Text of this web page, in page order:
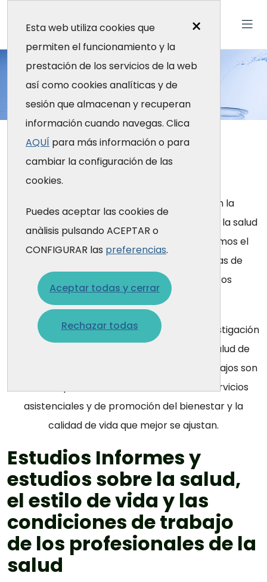
×
Esta web utiliza cookies que
permiten el funcionamiento y la
prestación de los servicios de la web
así como cookies analíticas y de
sesión que almacenan y recuperan
información cuando navegas. Clica
AQUÍ para más información o para
cambiar la configuración de las
cookies.
Puedes aceptar las cookies de
anàlisis pulsando ACEPTAR o
CONFIGURAR las preferencias.
Aceptar todas y cerrar
Rechazar todas
Investigación
¿Qué hacemos?
Inicio ¿Qué hacemos? Investigación
Investigación
La Fundación Galatea es un referente en la
generación y difusión de conocimiento sobre la salud
de los profesionales de la salud y promovemos el
intercambio de experiencias en programas de
atención y promoción de la salud en foros
internacionales.
A través de la realización de trabajos de investigación
se mejora el conocimiento del estado de salud de
nuestros colectivos profesionales. Estos trabajos son
la base a partir de la cual diseñamos los servicios
asistenciales y de promoción del bienestar y la
calidad de vida que mejor se ajustan.
Estudios Informes y
estudios sobre la salud,
el estilo de vida y las
condiciones de trabajo
de los profesionales de la
salud